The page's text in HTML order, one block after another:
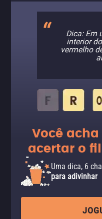
Dica: Em
interior
vermelho
Você
acertar o
Uma dica, 6
para adivinhar